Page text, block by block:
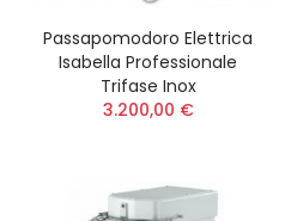
Passapomodoro Elettrica
Isabella Professionale
Trifase Inox
3.200,00 €